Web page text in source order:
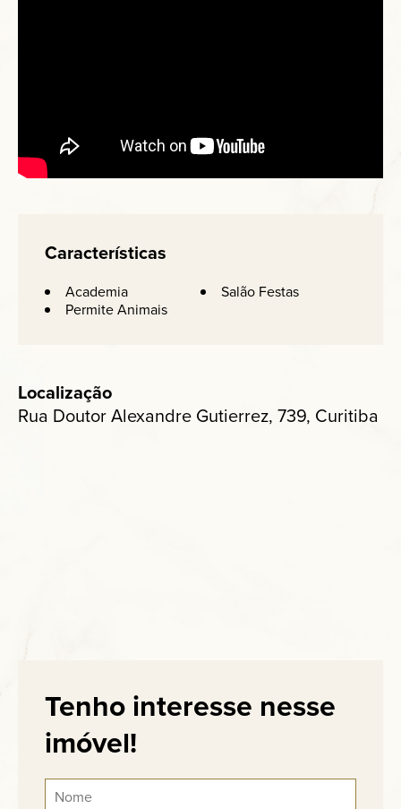
Características
Academia
Salão Festas
Permite Animais
Localização
Rua Doutor Alexandre Gutierrez, 739, Curitiba
Tenho interesse nesse
imóvel!